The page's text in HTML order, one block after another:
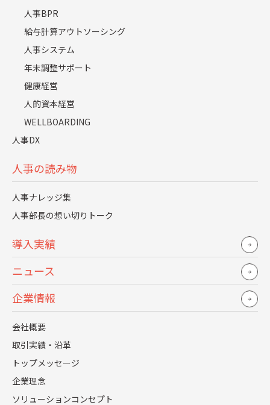
人事BPR
給与計算アウトソーシング
人事システム
年末調整サポート
健康経営
人的資本経営
WELLBOARDING
人事DX
人事の読み物
人事ナレッジ集
人事部長の想い切りトーク
導入実績
ニュース
企業情報
会社概要
取引実績・沿革
トップメッセージ
企業理念
ソリューションコンセプト
シーンの明日を変えていく」というブランド
ビジョンのもと、今後は建物（プロパティ）
というハードの管理・運営にとどまらず、
は、お客様の組織課題に向き合い、働き方
などのソフト面から新たな価値を企画して
な段階にあると思います。
オフィス回帰の動きがある現在、ビジネス
チャンスをどう捉えていますか。
オフィス回帰の流れは、当社にとって非常
に大きなビジネスチャンスだと捉えていま
す。「なぜわざわざ会社に来るのか」という
問いに対し、明確な答えを提示できる企業
す。
お客様から「オフィスをリニューアルした